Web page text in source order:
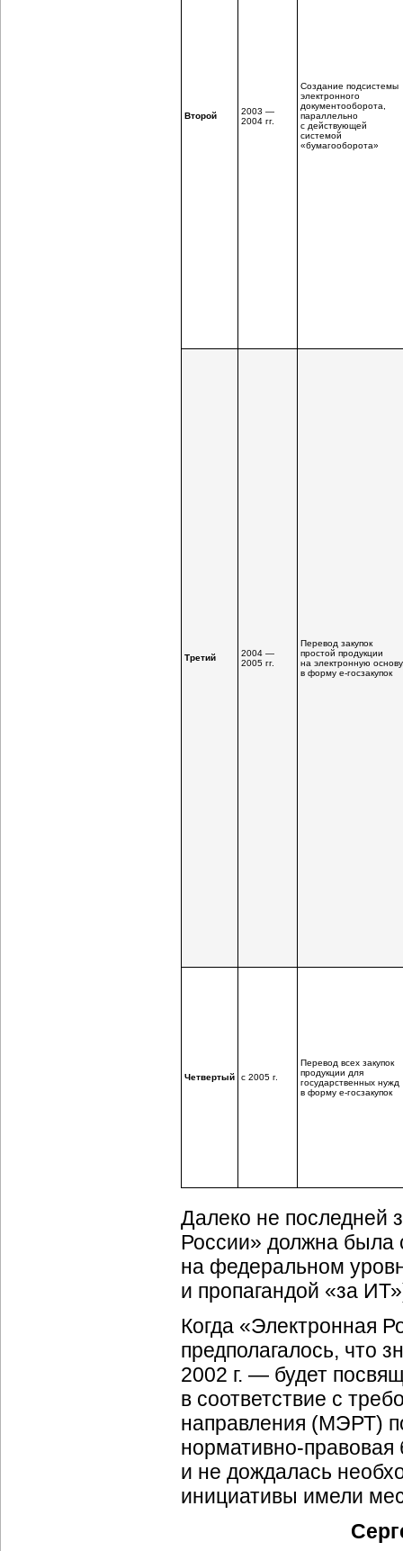
Второй
2003 —
2004 гг.
Создание подсистемы
электронного
документооборота,
параллельно
с действующей
системой
«бумагооборота»
Третий
2004 —
2005 гг.
Перевод закупок
простой продукции
на электронную
в форму e-госзакупок
Четвертый с 2005 г.
Перевод всех закупок
продукции для
государственных нужд
в форму е-госзакупок
Далеко не последней
России» должна была
на федеральном
и пропагандой «за
Когда «Электронная
предполагалось, что
2002 г. — будет
в соответствие с
направления (МЭРТ)
нормативно-правовая
и не дождалась
инициативы имели